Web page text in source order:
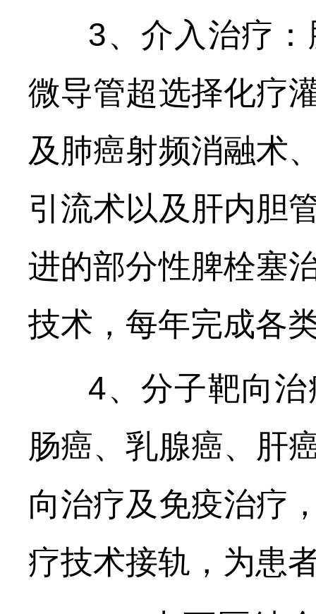
3、介入治疗：
微导管超选择化疗
及肺癌射频消融术
引流术以及肝内胆
进的部分性脾栓塞
技术，每年完成各
4、分子靶向治
肠癌、乳腺癌、肝
向治疗及免疫治疗
疗技术接轨，为患